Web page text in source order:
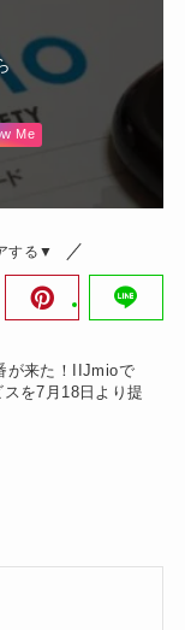
Me
する▼
が来た！IIJmioで
を7月18日より提